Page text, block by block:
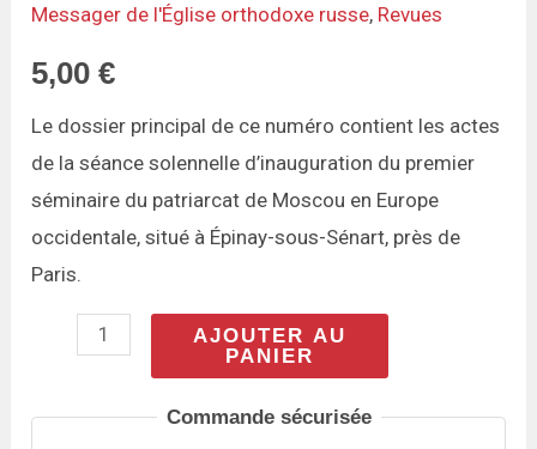
Messager de l'Église orthodoxe russe, Revues
5,00€
Le dossier principal de ce numéro contient les actes
de la séance solennelle d’inauguration du premier
séminaire du patriarcat de Moscou en Europe
occidentale, situé à Épinay-sous-Sénart, près de
Paris.
novembre-
décembre
AJOUTER AU
PANIER
Commande sécurisée